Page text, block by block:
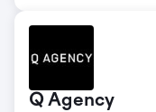
Q Agency